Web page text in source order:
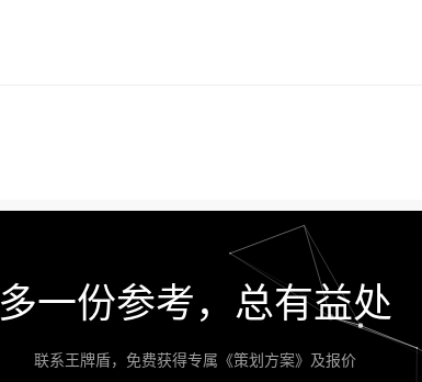
多一份参考，总有益处
联系王牌盾，免费获得专属《策划方案》及报价